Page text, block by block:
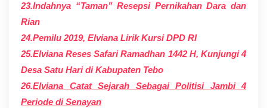
23.Indahnya “Taman” Resepsi Pernikahan Dara dan
Rian
24.Pemilu 2019, Elviana Lirik Kursi DPD RI
25.Elviana Reses Safari Ramadhan 1442 H, Kunjungi 4
Desa Satu Hari di Kabupaten Tebo
26.Elviana Catat Sejarah Sebagai Politisi Jambi 4
Periode di Senayan